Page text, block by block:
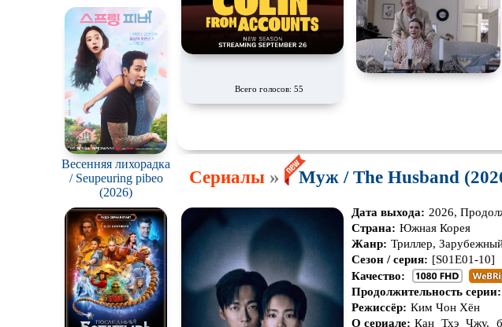
Весенняя лихорадка
/ Seupeuring pibeo
(2026)
Всего голосов: 55
Сериалы » Муж / The Husband
Дата выхода: 2026,
Страна: Южная Корея
Жанр: Триллер,
Сезон / серия: [S01E01-10]
Качество:
Продолжительность серии:
Режиссёр: Ким Чон Хён
О сериале: Кан Тхэ Чжу,